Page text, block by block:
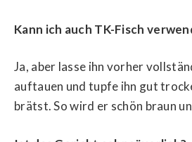
Kann ich auch TK-Fisch
Ja, aber lasse ihn vorher
auftauen und tupfe ihn gut
brätst. So wird er schön braun